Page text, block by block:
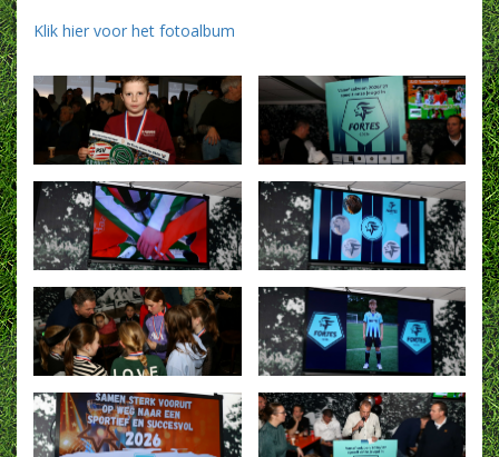
Klik hier voor het fotoalbum